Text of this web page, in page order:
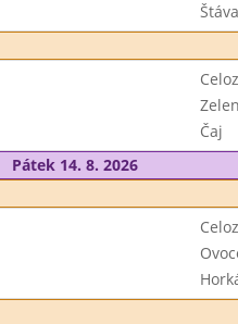
Štáva
Čaj
Pátek 14. 8. 2026